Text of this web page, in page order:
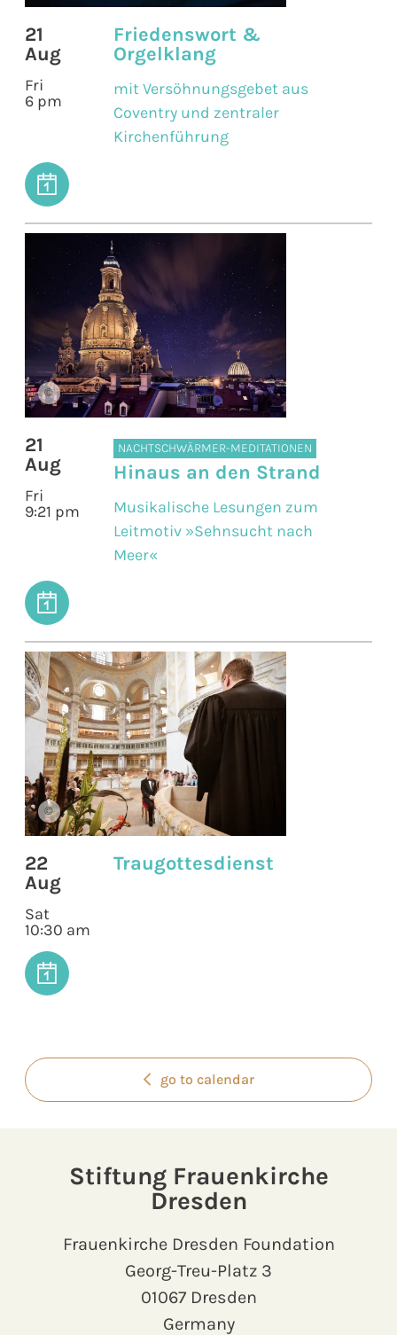
21
Aug
Fri
6 pm
Friedenswort &
Orgelklang
mit Versöhnungsgebet aus
Coventry und zentraler
Kirchenführung
©
21
Aug
Fri
9:21 pm
NACHTSCHWÄRMER-MEDITATIONEN
Hinaus an den Strand
Musikalische Lesungen zum
Leitmotiv »Sehnsucht nach
Meer«
©
22
Aug
Sat
10:30 am
Traugottesdienst
go to calendar
Stiftung Frauenkirche
Dresden
Frauenkirche Dresden Foundation
Georg-Treu-Platz 3
01067 Dresden
Germany